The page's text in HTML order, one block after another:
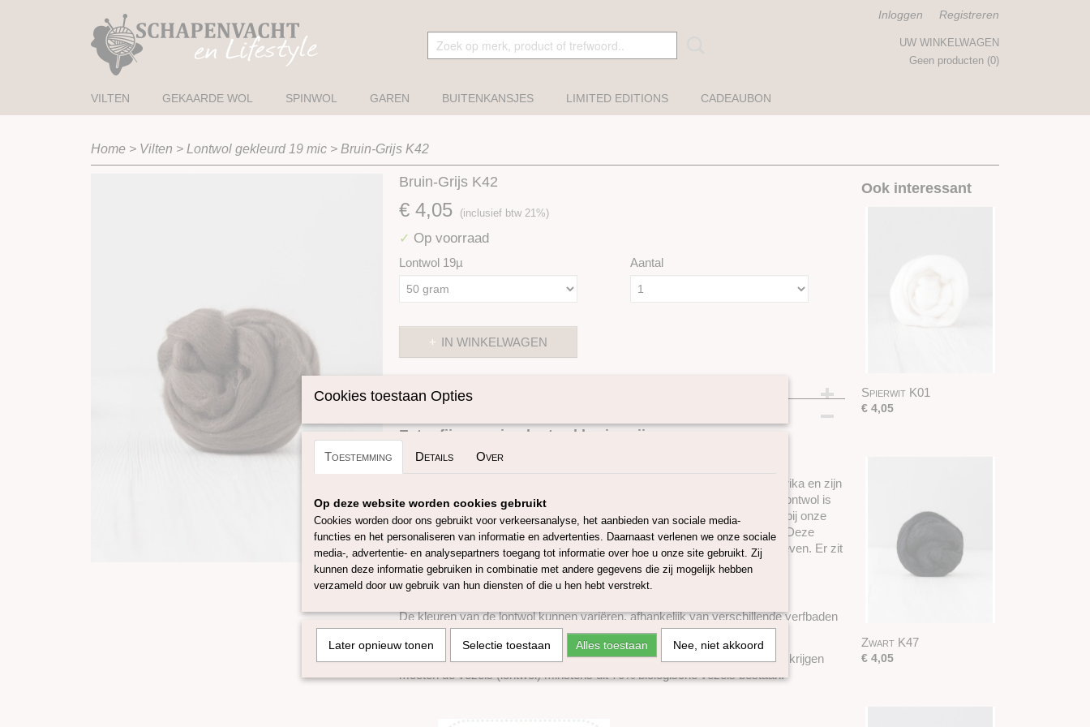
Inloggen Registreren
UW WINKELWAGEN
Geen producten (0)
VILTEN GEKAARDE WOL SPINWOL GAREN BUITENKANSJES LIMITED EDITIONS CADEAUBON
Home > Vilten > Lontwol gekleurd 19 mic > Bruin-Grijs K42
Bruin-Grijs K42
€ 4,05 (inclusief btw 21%)
✓ Op voorraad
Lontwol 19µ Aantal
IN WINKELWAGEN
Productcode
Omschrijving
Extra fijne merino lontwol bruin-grijs
Deze lontwol van 19 micron is afkomstig uit zowel Australië als Zuid-Amerika en zijn
zorgvuldig geselecteerd om een ​​constante kwaliteit te garanderen. Deze lontwol is
mulesing vrij. Het verven voldoet aan Oeko-Tex Standard 100 en gebeurt bij onze
leverancier welke gecertificeerd is met het GOTS 5.0 en GRS certificaat. Deze
lontwol is zeer geschikt om mee te natvilten, droogvilten, spinnen en te weven. Er zit
ongeveer 4 meter lont in 100 gram.
Deze fijne merino lontwol is verkrijgbaar in 50 en 100 gram.
De kleuren van de lontwol kunnen variëren, afhankelijk van verschillende verfbaden
en instellingen van je beeldscherm.
GOTS 5.0 staat voor Global Organic Textile Standard, om dit certificaat te krijgen
moeten de vezels (lontwol) minstens uit 70% biologische vezels bestaan.
Ook interessant
Spierwit K01
€ 4,05
Zwart K47
€ 4,05
Cookies toestaan Opties
Toestemming Details Over
Op deze website worden cookies gebruikt
Cookies worden door ons gebruikt voor verkeersanalyse, het aanbieden van sociale media-
functies en het personaliseren van informatie en advertenties. Daarnaast verlenen we onze sociale
media-, advertentie- en analysepartners toegang tot informatie over hoe u onze site gebruikt. Zij
kunnen deze informatie gebruiken in combinatie met andere gegevens die zij mogelijk hebben
verzameld door uw gebruik van hun diensten of die u hen hebt verstrekt.
Later opnieuw tonen Selectie toestaan Alles toestaan Nee, niet akkoord